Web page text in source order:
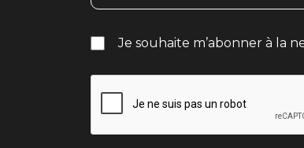
Je souhaite m’abonner à la